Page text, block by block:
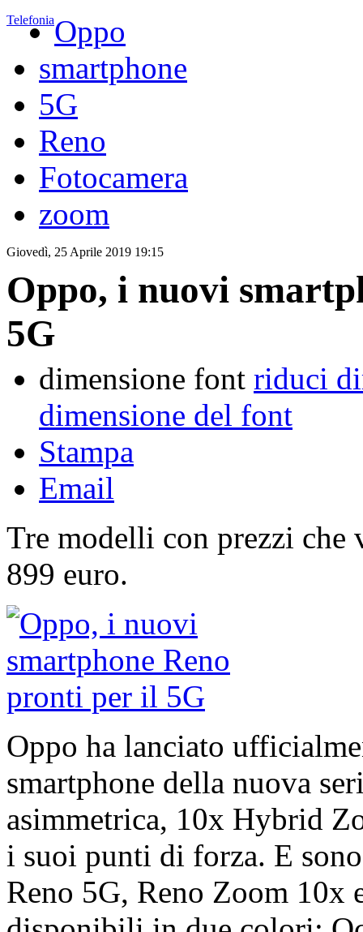
TelefoniaOppo
smartphone
5G
Reno
Fotocamera
zoom
Giovedì, 25 Aprile 2019 19:15
Oppo, i nuovi
5G
dimensione font riduci
dimensione del font
Stampa
Email
Tre modelli con prezzi che
899 euro.
Oppo ha lanciato
smartphone della nuova
asimmetrica, 10x Hybrid
i suoi punti di forza. E
Reno 5G, Reno Zoom 10x